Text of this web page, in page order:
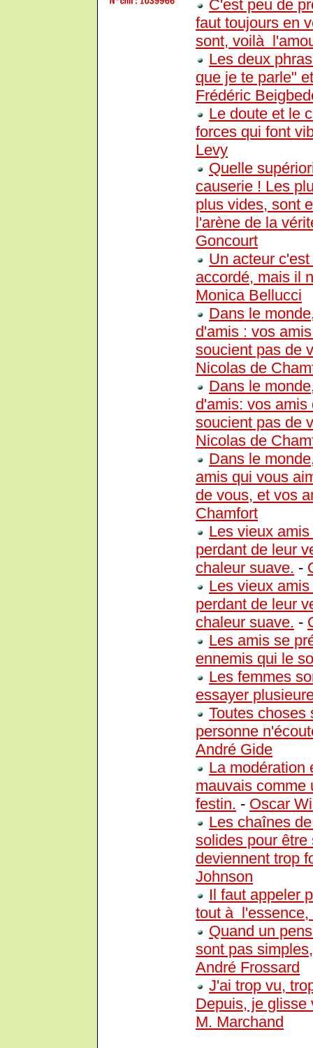
C'est peu de
faut toujours en
sont, voilà
Les deux
que je te parle"
Frédéric
Le doute et le
forces qui font
Levy
Quelle
causerie ! Les
plus vides, sont
l'arène de la
Goncourt
Un acteur
accordé, mais il
Monica Bellucci
Dans le
d'amis : vos
soucient pas de
Nicolas de
Dans le
d'amis: vos
soucient pas de
Nicolas de
Dans le
amis qui vous
de vous, et vos
Chamfort
Les vieux
perdant de leur
chaleur suave. -
Les vieux
perdant de leur
chaleur suave. -
Les amis se
ennemis qui le
Les femmes
essayer
Toutes
personne
André Gide
La modération
mauvais comme
festin. - Oscar
Les chaînes
solides pour
deviennent trop
Johnson
Il faut appeler
tout à l'essence,
Quand un
sont pas
André Frossard
J'ai trop vu,
Depuis, je glisse
M. Marchand